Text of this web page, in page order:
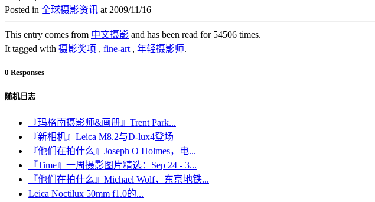
Posted in 全球摄影资讯 at 2009/11/16
This entry comes from 中文摄影 and has been read for 54506 times.
It tagged with 摄影奖项 , fine-art , 年轻摄影师.
0 Responses
随机日志
『玛格南摄影师&画册』Trent Park...
『新相机』Leica M8.2与D-lux4登场
『他们在拍什么』Joseph O Holmes，电...
『Time』一周摄影图片精选：Sep 24 - 3...
『他们在拍什么』Michael Wolf，东京地铁...
Leica Noctilux 50mm f1.0的...